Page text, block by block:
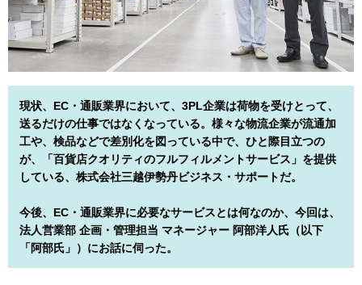
現状、EC・通販業界において、3PL企業は荷物を受けとって、
送るだけの仕事ではなくなっている。様々な物流企業が流通加
工や、検品などで差別化を図っている中で、ひと際目立つの
が、「百貨店クオリティのフルフィルメントサービス」を提供
している、株式会社三越伊勢丹ビジネス・サポートだ。
今後、EC・通販業界に必要なサービスとは何なのか、今回は、
法人営業部 企画・管理担当 マネージャー 阿部洋人氏（以下
「阿部氏」）にお話に伺った。